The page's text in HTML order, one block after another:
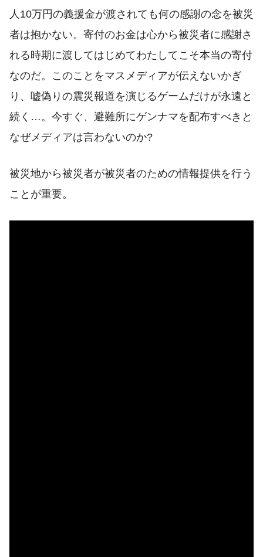
人10万円の義援金が渡されても何の感謝の念を被災
者は抱かない。寄付のお金は心から被災者に感謝さ
れる時期に渡してはじめてわたしてこそ本当の寄付
なのだ。このことをマスメディアが伝えないかぎ
り、嘘偽りの震災報道を演じるゲームだけが永遠と
続く…。今すぐ、避難所にゲンナマを配布すべきと
なぜメディアは言わないのか?
被災地から被災者が被災者のための情報提供を行う
ことが重要。